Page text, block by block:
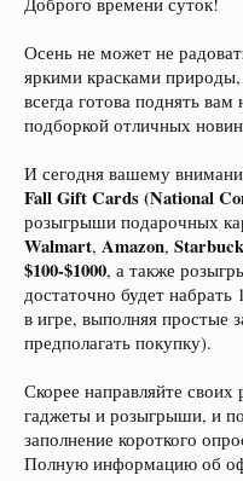
Осень не может не
яркими красками
всегда готова поднять вам
подборкой отличных
И сегодня вашему
Fall Gift Cards (National
розыгрыши подарочных
Walmart, Amazon,
$100-$1000, а также
достаточно будет набрать
в игре, выполняя простые
предполагать покупку).
Скорее направляйте своих
гаджеты и розыгрыши, и
заполнение короткого
Полную информацию об